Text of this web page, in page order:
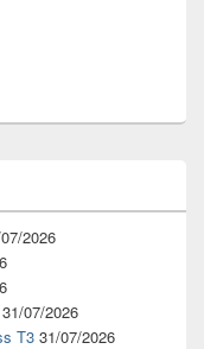
2026
31/07/2026
T3 31/07/2026